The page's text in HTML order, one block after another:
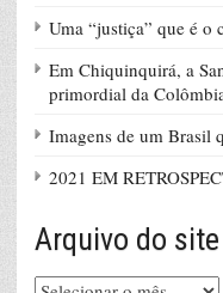
Uma “justiça” que é o
Em Chiquinquirá, a
primordial da
Imagens de um Brasil
2021 EM
Arquivo do site
Arquivo